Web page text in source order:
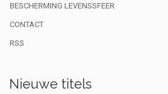
BESCHERMING LEVENSSFEER
CONTACT
RSS
Nieuwe titels